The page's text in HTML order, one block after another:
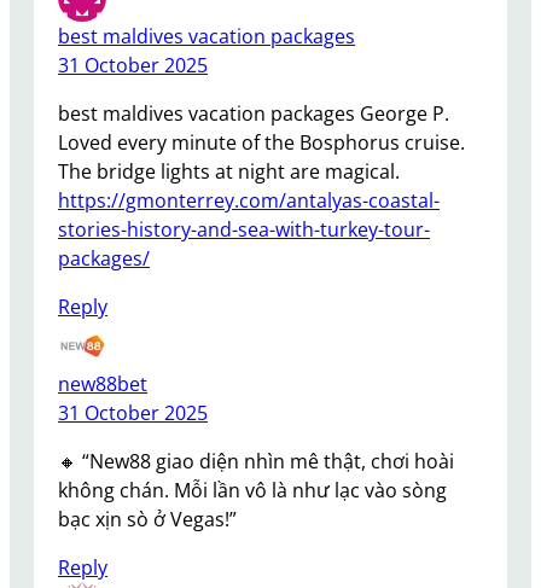
best maldives vacation packages
31 October 2025
best maldives vacation packages George P.
Loved every minute of the Bosphorus cruise.
The bridge lights at night are magical.
https://gmonterrey.com/antalyas-coastal-
stories-history-and-sea-with-turkey-tour-
packages/
Reply
new88bet
31 October 2025
🔸 “New88 giao diện nhìn mê thật, chơi hoài
không chán. Mỗi lần vô là như lạc vào sòng
bạc xịn sò ở Vegas!”
Reply